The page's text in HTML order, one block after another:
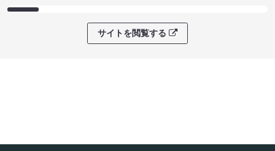
サイトを閲覧する